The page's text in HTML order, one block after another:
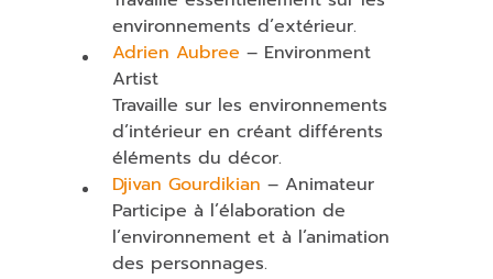
environnements d’extérieur.
Adrien Aubree – Environment
Artist
Travaille sur les environnements
d’intérieur en créant différents
éléments du décor.
Djivan Gourdikian – Animateur
Participe à l’élaboration de
l’environnement et à l’animation
des personnages.